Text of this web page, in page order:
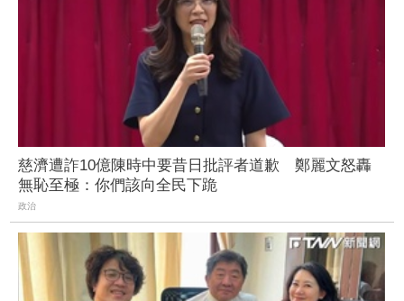
慈濟遭詐10億陳時中要昔日批評者道歉 鄭麗文怒轟
無恥至極：你們該向全民下跪
政治